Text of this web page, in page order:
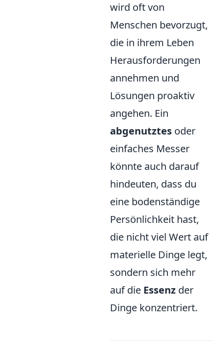
wird oft von
Menschen bevorzugt,
die in ihrem Leben
Herausforderungen
annehmen und
Lösungen proaktiv
angehen. Ein
abgenutztes oder
einfaches Messer
könnte auch darauf
hindeuten, dass du
eine bodenständige
Persönlichkeit hast,
die nicht viel Wert auf
materielle Dinge legt,
sondern sich mehr
auf die Essenz der
Dinge konzentriert.